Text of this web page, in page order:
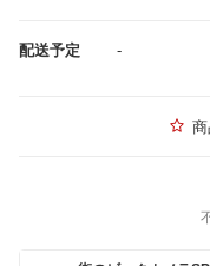
配送予定 -